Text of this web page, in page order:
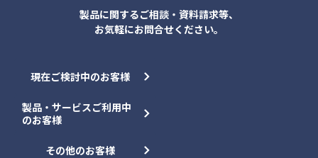
製品に関するご相談・資料請求等、
お気軽にお問合せください。
現在ご検討中のお客様
製品・サービスご利用中
のお客様
その他のお客様